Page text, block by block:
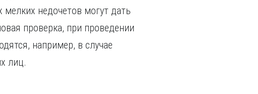
недочетов могут дать
проверка, при проведении
например, в случае
лиц.